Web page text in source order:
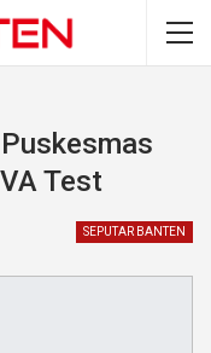
Test
SEPUTAR BANTEN